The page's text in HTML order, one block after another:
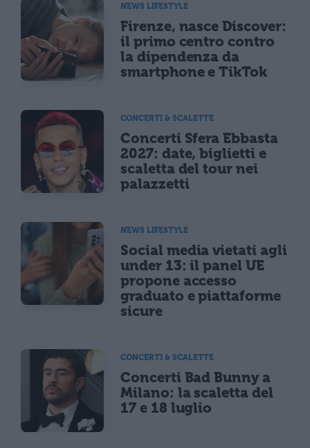
NEWS LIFESTYLE
Firenze, nasce Discover:
il primo centro contro
la dipendenza da
smartphone e TikTok
CONCERTI & SCALETTE
Concerti Sfera Ebbasta
2027: date, biglietti e
scaletta del tour nei
palazzetti
NEWS LIFESTYLE
Social media vietati agli
under 13: il panel UE
propone accesso
graduato e piattaforme
sicure
CONCERTI & SCALETTE
Concerti Bad Bunny a
Milano: la scaletta del
17 e 18 luglio